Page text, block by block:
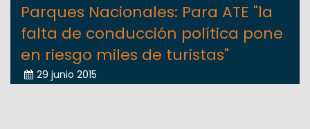
Parques Nacionales: Para ATE "la
falta de conducción política pone
en riesgo miles de turistas"
29 junio 2015